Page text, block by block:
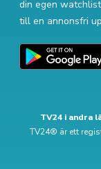
din egen
till en annonsfri
TV24 i andra
TV24® är ett